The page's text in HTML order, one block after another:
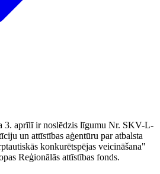
3. aprīlī ir noslēdzis līgumu Nr. SKV-L-
un attīstības aģentūru par atbalsta
konkurētspējas veicināšana"
Reģionālās attīstības fonds.